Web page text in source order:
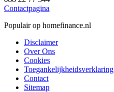
Contactpagina
Populair op homefinance.nl
Disclaimer
Over Ons
Cookies
Toegankelijkheidsverklaring
Contact
Sitemap